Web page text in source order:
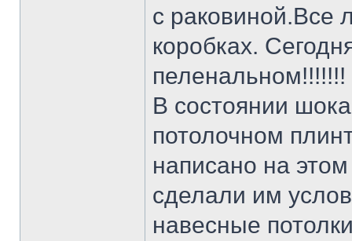
с раковиной.Все
коробках.
В состоянии
потолочном
написано на
сделали им
навесные